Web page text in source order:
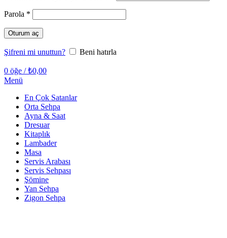
Parola *
Oturum aç
Şifreni mi unuttun? Beni hatırla
0 öğe / ₺0,00
Menü
En Çok Satanlar
Orta Sehpa
Ayna & Saat
Dresuar
Kitaplık
Lambader
Masa
Servis Arabası
Servis Sehpası
Şömine
Yan Sehpa
Zigon Sehpa